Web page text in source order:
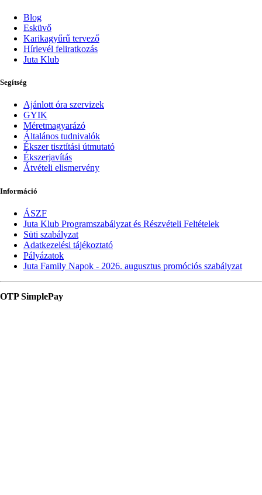
Blog
Esküvő
Karikagyűrű tervező
Hírlevél feliratkozás
Juta Klub
Segítség
Ajánlott óra szervizek
GYIK
Méretmagyarázó
Általános tudnivalók
Ékszer tisztítási útmutató
Ékszerjavítás
Átvételi elismervény
Információ
ÁSZF
Juta Klub Programszabályzat és Részvételi Feltételek
Süti szabályzat
Adatkezelési tájékoztató
Pályázatok
Juta Family Napok - 2026. augusztus promóciós szabályzat
OTP SimplePay